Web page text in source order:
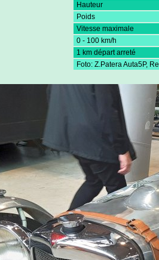
Hauteur
Poids
Vitesse maximale
0 - 100 km/h
1 km départ arreté
Foto: Z.Patera Auta5P,